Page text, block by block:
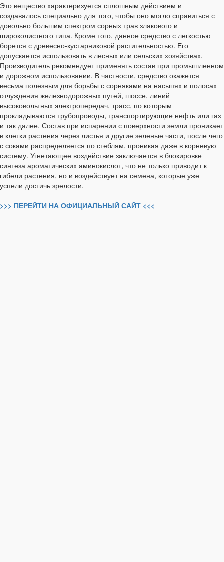
Это вещество характеризуется сплошным действием и
создавалось специально для того, чтобы оно могло справиться с
довольно большим спектром сорных трав злакового и
широколистного типа. Кроме того, данное средство с легкостью
борется с древесно-кустарниковой растительностью. Его
допускается использовать в лесных или сельских хозяйствах.
Производитель рекомендует применять состав при промышленном
и дорожном использовании. В частности, средство окажется
весьма полезным для борьбы с сорняками на насыпях и полосах
отчуждения железнодорожных путей, шоссе, линий
высоковольтных электропередач, трасс, по которым
прокладываются трубопроводы, транспортирующие нефть или газ
и так далее. Состав при испарении с поверхности земли проникает
в клетки растения через листья и другие зеленые части, после чего
с соками распределяется по стеблям, проникая даже в корневую
систему. Угнетающее воздействие заключается в блокировке
синтеза ароматических аминокислот, что не только приводит к
гибели растения, но и воздействует на семена, которые уже
успели достичь зрелости.
>>> ПЕРЕЙТИ НА ОФИЦИАЛЬНЫЙ САЙТ <<<